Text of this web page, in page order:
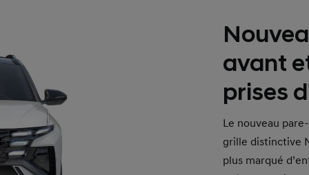
avant
prises
Le nouveau
grille distinctive
plus marqué